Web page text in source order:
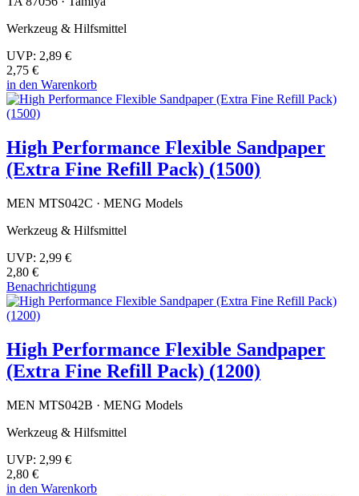
Werkzeug & Hilfsmittel
UVP: 2,89 €
2,75 €
in den Warenkorb
High Performance Flexible Sandpaper
(Extra Fine Refill Pack) (1500)
MEN MTS042C · MENG Models
Werkzeug & Hilfsmittel
UVP: 2,99 €
2,80 €
Benachrichtigung
High Performance Flexible Sandpaper
(Extra Fine Refill Pack) (1200)
MEN MTS042B · MENG Models
Werkzeug & Hilfsmittel
UVP: 2,99 €
2,80 €
in den Warenkorb